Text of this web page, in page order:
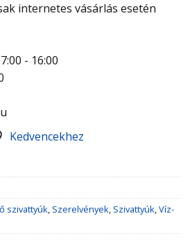
internetes vásárlás esetén
- 16:00
Kedvencekhez
szivattyúk, Szerelvények, Szivattyúk,Víz-